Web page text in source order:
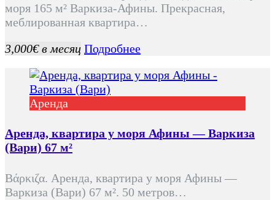
моря 165 м² Варкиза-Афины. Прекрасная,
меблированная квартира…
3,000€ в месяц Подробнее
Аренда
Аренда, квартира у моря Афины — Варкиза
(Вари) 67 м²
Βάρκιζα. Аренда, квартира у моря Афины —
Варкиза (Вари) 67 м². 50 метров…